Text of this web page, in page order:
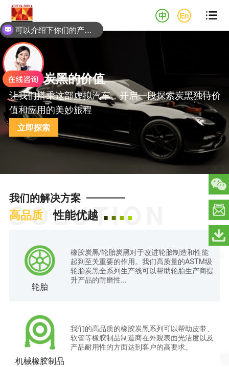

探索 炭黑的价值
让我们搭乘这部虚拟汽车，开启一段探索炭黑独特价
值和应用的美妙旅程
立即探索
我们的解决方案
高品质 性能优越
SOLUTION
轮胎
橡胶炭黑/轮胎炭黑对于改进轮胎制造和性能
起到至关重要的作用。我们高质量的ASTM级
轮胎炭黑全系列生产线可以帮助轮胎生产商提
升产品的耐磨性...
机械橡胶制品
我们的高品质的橡胶炭黑系列可以帮助皮带、
软管等橡胶制品制造商在外观表面光洁度以及
产品耐用性的方面达到客户的高要求。